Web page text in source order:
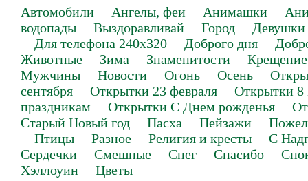
Автомобили Ангелы, феи Анимашки
водопады
Выздоравливай Город
Девушки
Для телефона 240х320
Доброго дня
Животные
Зима Знаменитости
Крещение
Мужчины
Новости Огонь Осень
сентября
Открытки 23 февраля
Открытки 8
праздникам
Открытки С Днем рожденья
Старый Новый год
Пасха Пейзажи
Птицы
Разное Религия и кресты
С
Сердечки
Смешные Снег Спасибо
Хэллоуин
Цветы